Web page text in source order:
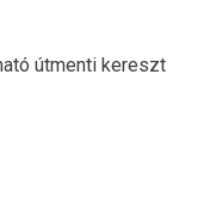
útmenti kereszt